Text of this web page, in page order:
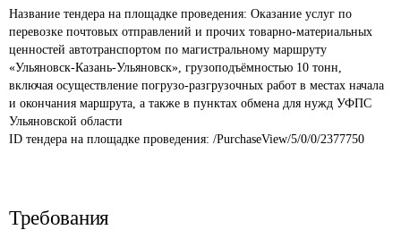
Название тендера на площадке проведения: Оказание услуг по
перевозке почтовых отправлений и прочих товарно-материальных
ценностей автотранспортом по магистральному маршруту
«Ульяновск-Казань-Ульяновск», грузоподъёмностью 10 тонн,
включая осуществление погрузо-разгрузочных работ в местах начала
и окончания маршрута, а также в пунктах обмена для нужд УФПС
Ульяновской области
ID тендера на площадке проведения: /PurchaseView/5/0/0/2377750
Требования